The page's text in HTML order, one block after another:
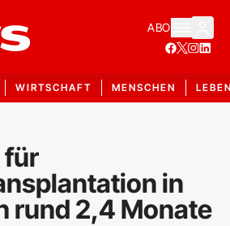
ABO
WIRTSCHAFT MENSCHEN
für
in
rund 2,4 Monate